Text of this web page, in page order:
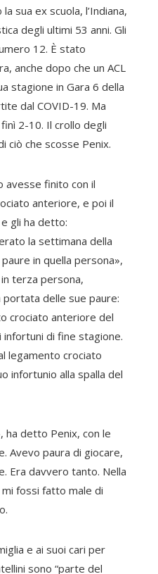
sua ex scuola, l’Indiana,
degli ultimi 53 anni. Gli
12. È stato
anche dopo che un ACL
stagione in Gara 6 della
dal COVID-19. Ma
finì 2-10. Il crollo degli
ciò che scosse Penix.
avesse finito con il
anteriore, e poi il
gli ha detto:
la settimana della
in quella persona»,
terza persona,
delle sue paure:
crociato anteriore del
di fine stagione.
legamento crociato
infortunio alla spalla del
ha detto Penix, con le
Avevo paura di giocare,
Era davvero tanto. Nella
fossi fatto male di
e ai suoi cari per
sono “parte del